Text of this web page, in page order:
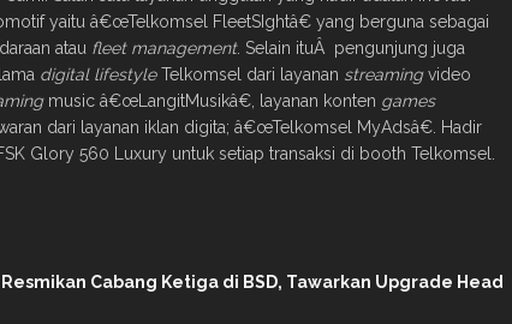
yaitu â€œTelkomsel FleetSIghtâ€ yang berguna sebagai
atau fleet management. Selain ituÂ pengunjung juga
digital lifestyleTelkomsel dari layanan streamingvideo
music â€œLangitMusikâ€, layanan konten games
dari layanan iklan digita; â€œTelkomsel MyAdsâ€. Hadir
Glory 560 Luxury untuk setiap transaksi di booth Telkomsel.
Cabang Ketiga di BSD, Tawarkan Upgrade Head